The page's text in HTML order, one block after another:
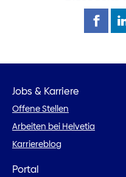
Jobs & Karriere
Offene Stellen
Arbeiten bei Helvetia
Karriereblog
Portal